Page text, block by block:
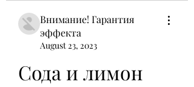
Внимание! Гарантия
эффекта
August 23, 2023
Сода и лимон